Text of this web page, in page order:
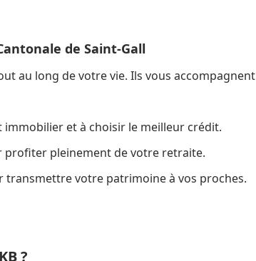
de Saint-Gall
au long de votre vie. Ils vous accompagnent
et à choisir le meilleur crédit.
profiter pleinement de votre retraite.
transmettre votre patrimoine à vos proches.
?